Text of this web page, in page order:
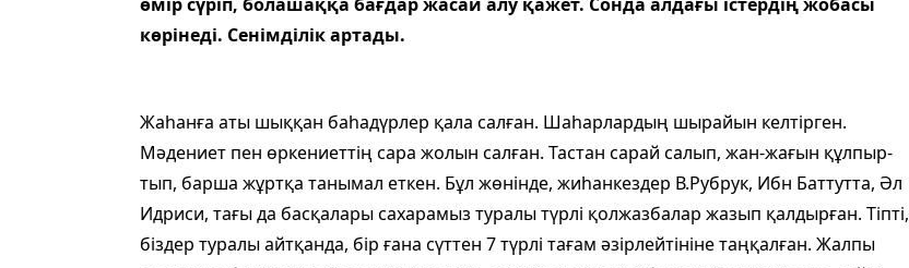
көрінеді. Сенімділік артады.
Жаһанға аты шыққан баһадүрлер қала салған. Шаһарлардың шырайын келтірген.
Мәдениет пен өркениеттің сара жолын сал­ған. Тастан сарай салып, жан-жағын құлпыр­
тып, барша жұртқа танымал еткен. Бұл жөнінде, жиһанкездер В.Рубрук, Ибн Баттут­та, Әл
Идриси, тағы да басқалары сахарамыз туралы түрлі қолжазбалар жазып қалдырған. Тіпті,
біздер туралы айтқанда, бір ғана сүттен 7 түрлі тағам әзірлейтініне таңқалған. Жалпы